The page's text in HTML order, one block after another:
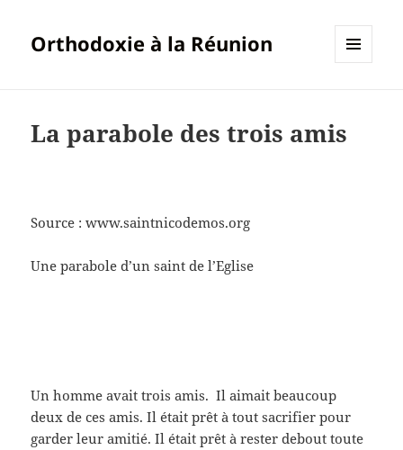
Orthodoxie à la Réunion
La parabole des trois amis
Source : www.saintnicodemos.org
Une parabole d’un saint de l’Eglise
Un homme avait trois amis. Il aimait beaucoup
deux de ces amis. Il était prêt à tout sacrifier pour
garder leur amitié. Il était prêt à rester debout toute